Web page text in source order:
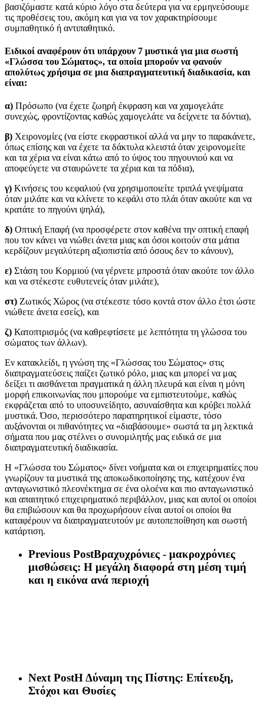
βασιζόμαστε κατά κύριο λόγο στα δεύτερα για να ερμηνεύσουμε
τις προθέσεις του, ακόμη και για να τον χαρακτηρίσουμε
συμπαθητικό ή αντιπαθητικό.
Ειδικοί αναφέρουν ότι υπάρχουν 7 μυστικά για μια σωστή
«Γλώσσα του Σώματος», τα οποία μπορούν να φανούν
απολύτως χρήσιμα σε μια διαπραγματευτική διαδικασία, και
είναι:
α) Πρόσωπο (να έχετε ζωηρή έκφραση και να χαμογελάτε
συνεχώς, φροντίζοντας καθώς χαμογελάτε να δείχνετε τα δόντια),
β) Χειρονομίες (να είστε εκφραστικοί αλλά να μην το παρακάνετε,
όπως επίσης και να έχετε τα δάκτυλα κλειστά όταν χειρονομείτε
και τα χέρια να είναι κάτω από το ύψος του πηγουνιού και να
αποφεύγετε να σταυρώνετε τα χέρια και τα πόδια),
γ) Κινήσεις του κεφαλιού (να χρησιμοποιείτε τριπλά γνεψίματα
όταν μιλάτε και να κλίνετε το κεφάλι στο πλάι όταν ακούτε και να
κρατάτε το πηγούνι ψηλά),
δ) Οπτική Επαφή (να προσφέρετε στον καθένα την οπτική επαφή
που τον κάνει να νιώθει άνετα μιας και όσοι κοιτούν στα μάτια
κερδίζουν μεγαλύτερη αξιοπιστία από όσους δεν το κάνουν),
ε) Στάση του Κορμιού (να γέρνετε μπροστά όταν ακούτε τον άλλο
και να στέκεστε ευθυτενείς όταν μιλάτε),
στ) Ζωτικός Χώρος (να στέκεστε τόσο κοντά στον άλλο έτσι ώστε
νιώθετε άνετα εσείς), και
ζ) Κατοπτρισμός (να καθρεφτίσετε με λεπτότητα τη γλώσσα του
σώματος των άλλων).
Εν κατακλείδι, η γνώση της «Γλώσσας του Σώματος» στις
διαπραγματεύσεις παίζει ζωτικό ρόλο, μιας και μπορεί να μας
δείξει τι αισθάνεται πραγματικά η άλλη πλευρά και είναι η μόνη
μορφή επικοινωνίας που μπορούμε να εμπιστευτούμε, καθώς
εκφράζεται από το υποσυνείδητο, ασυναίσθητα και κρύβει πολλά
μυστικά. Όσο, περισσότερο παρατηρητικοί είμαστε, τόσο
αυξάνονται οι πιθανότητες να «διαβάσουμε» σωστά τα μη λεκτικά
σήματα που μας στέλνει ο συνομιλητής μας ειδικά σε μια
διαπραγματευτική διαδικασία.
Η «Γλώσσα του Σώματος» δίνει νοήματα και οι επιχειρηματίες που
γνωρίζουν τα μυστικά της αποκωδικοποίησης της, κατέχουν ένα
ανταγωνιστικό πλεονέκτημα σε ένα ολοένα και πιο ανταγωνιστικό
και απαιτητικό επιχειρηματικό περιβάλλον, μιας και αυτοί οι οποίοι
θα επιβιώσουν και θα προχωρήσουν είναι αυτοί οι οποίοι θα
καταφέρουν να διαπραγματευτούν με αυτοπεποίθηση και σωστή
κατάρτιση.
Previous PostΒραχυχρόνιες - μακροχρόνιες
μισθώσεις: Η μεγάλη διαφορά στη μέση τιμή
και η εικόνα ανά περιοχή
Next PostΗ Δύναμη της Πίστης: Επίτευξη,
Στόχοι και Θυσίες